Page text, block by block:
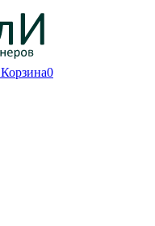
Корзина0